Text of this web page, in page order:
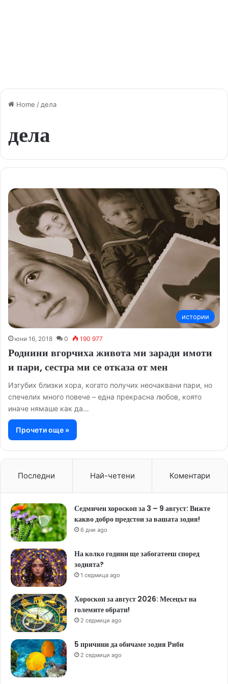
Home / дела
дела
истории
юни 16, 2018 0 190 977
Роднини вгорчиха живота ми заради имоти
и пари, сестра ми се отказа от мен
Изгубих близки хора, когато получих неочаквани пари, но
спечелих много повече – една прекрасна любов, която
иначе нямаше как да…
Прочети още »
Последни Най-четени Коментари
Седмичен хороскоп за 3 – 9 август: Вижте
какво добро предстои за вашата зодия!
6 дни ago
На колко години ще забогатееш според
зодията?
1 седмица ago
Хороскоп за август 2026: Месецът на
големите обрати!
2 седмици ago
5 причини да обичаме зодия Риби
2 седмици ago